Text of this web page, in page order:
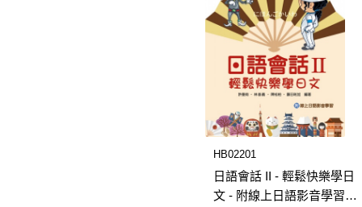
HB02201
日語會話 II - 輕鬆快樂學日
文 - 附線上日語影音學習 -